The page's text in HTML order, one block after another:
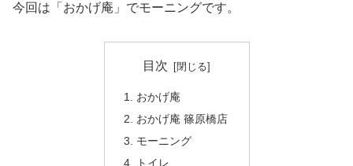
今回は「おかげ庵」でモーニングです。
目次
おかげ庵
おかげ庵 篠原橋店
モーニング
トイレ